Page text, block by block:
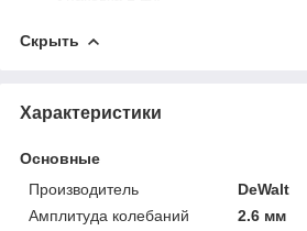
Скрыть
Характеристики
Основные
Производитель
DeWalt
Амплитуда колебаний
2.6 мм